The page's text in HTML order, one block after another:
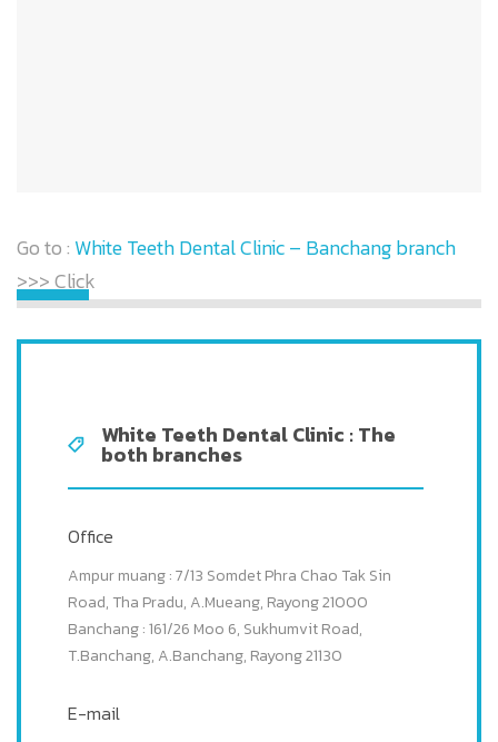
Go to : White Teeth Dental Clinic – Banchang branch
>>> Click
White Teeth Dental Clinic : The
both branches
Office
Ampur muang : 7/13 Somdet Phra Chao Tak Sin
Road, Tha Pradu, A.Mueang, Rayong 21000
Banchang : 161/26 Moo 6, Sukhumvit Road,
T.Banchang, A.Banchang, Rayong 21130
E-mail